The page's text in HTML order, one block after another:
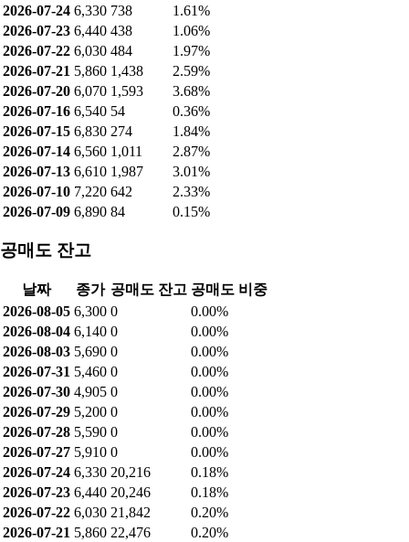
2026-07-24 6,330 738
1.61%
2026-07-23 6,440 438
1.06%
2026-07-22 6,030 484
1.97%
2026-07-21 5,860 1,438
2.59%
2026-07-20 6,070 1,593
3.68%
2026-07-16 6,540 54
0.36%
2026-07-15 6,830 274
1.84%
2026-07-14 6,560 1,011
2.87%
2026-07-13 6,610 1,987
3.01%
2026-07-10 7,220 642
2.33%
2026-07-09 6,890 84 0.15%
공매도 잔고
날짜 종가 공매도 잔고 공매도 비중
2026-08-05 6,300 0
0.00%
2026-08-04 6,140 0
0.00%
2026-08-03 5,690 0
0.00%
2026-07-31 5,460 0
0.00%
2026-07-30 4,905 0
0.00%
2026-07-29 5,200 0
0.00%
2026-07-28 5,590 0
0.00%
2026-07-27 5,910 0
0.00%
2026-07-24 6,330 20,216
0.18%
2026-07-23 6,440 20,246
0.18%
2026-07-22 6,030 21,842
0.20%
2026-07-21 5,860 22,476
0.20%